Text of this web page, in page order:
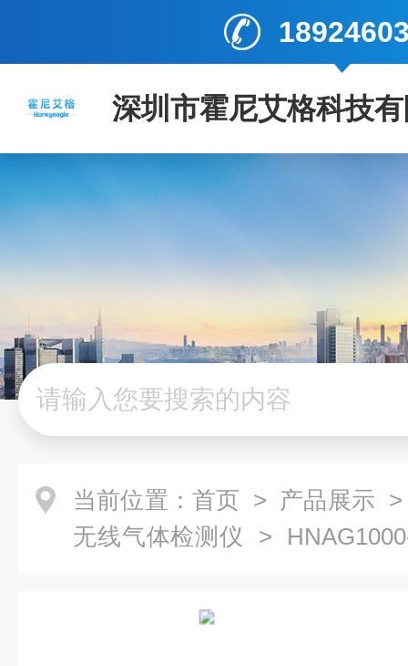
深圳市霍尼艾格科技
当前位置： 首页 > 产品展示
无线气体检测仪 >